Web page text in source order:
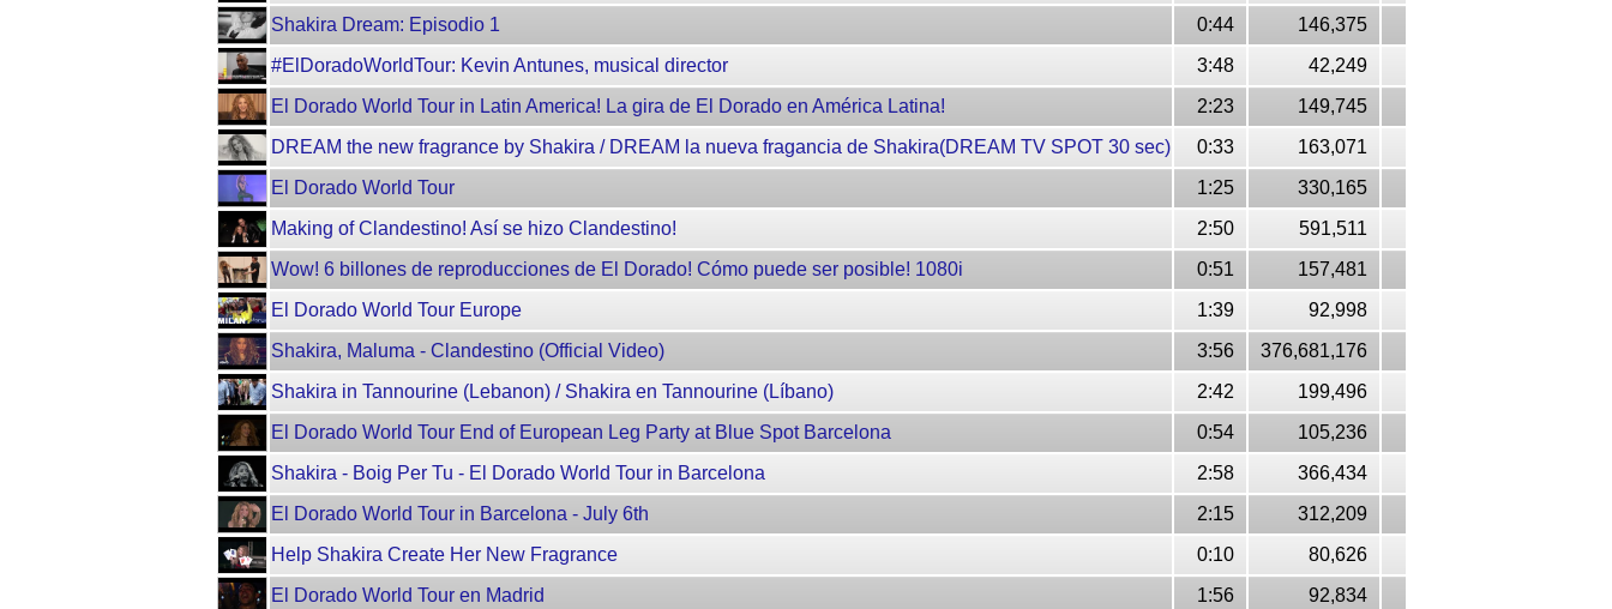
Shakira Dream: Episodio 1
0:44
146,375
#ElDoradoWorldTour: Kevin Antunes, musical director
3:48
42,249
El Dorado World Tour in Latin America! La gira de El Dorado en América Latina!
2:23
149,745
DREAM the new fragrance by Shakira / DREAM la nueva fragancia de Shakira(DREAM TV SPOT 30 sec)
0:33
163,071
El Dorado World Tour
1:25
330,165
Making of Clandestino! Así se hizo Clandestino!
2:50
591,511
Wow! 6 billones de reproducciones de El Dorado! Cómo puede ser posible! 1080i
0:51
157,481
El Dorado World Tour Europe
1:39
92,998
Shakira, Maluma - Clandestino (Official Video)
3:56
376,681,176
Shakira in Tannourine (Lebanon) / Shakira en Tannourine (Líbano)
2:42
199,496
El Dorado World Tour End of European Leg Party at Blue Spot Barcelona
0:54
105,236
Shakira - Boig Per Tu - El Dorado World Tour in Barcelona
2:58
366,434
El Dorado World Tour in Barcelona - July 6th
2:15
312,209
Help Shakira Create Her New Fragrance
0:10
80,626
El Dorado World Tour en Madrid
1:56
92,834